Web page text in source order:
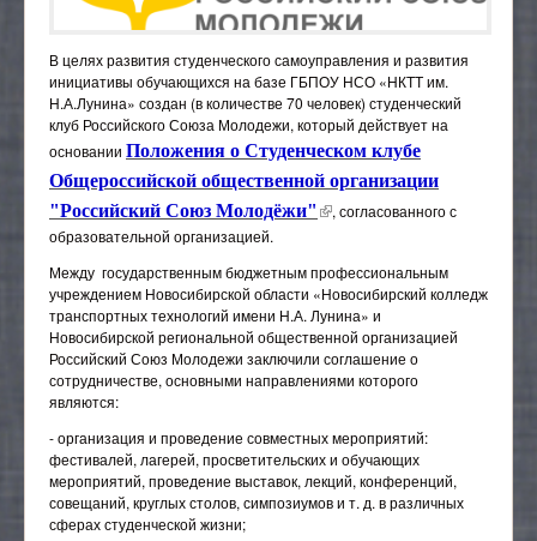
Педагогический (научно-педагогический) состав
оснащённость образовательного процесса
Платные образовательные услуги
Финансово-хозяйственная деятельность
Вакантные места для приема (перевода)
обучающихся
Доступная среда
Международное сотрудничество
Стипендии и иные виды материальной поддержки
обучающихся
Противодействие коррупции
Организация питания в образовательной
организации
Ресурсный центр
Социально-психологическая помощь
Трудоустройство
ПАМЯТКИ СТУДЕНТУ!
Целевое обучение
Пушкинская карта
Народный коллектив "ТРИУМФ"
Ветеранская организация
Совет Студентов
Студенческий профсоюз
Профсоюз
Студенческий клуб Российского Союза Молодежи
Студенческий спортивный клуб "Локомотив"
Самоорганизация
электрооборудования подвижного состава
23.02.06 Техническая эксплуатация подвижного
состава железных дорог
08.02.10 Строительство железных дорог, путь и
43.01.06 Проводник на железнодорожном
транспорте
Гарантии работникам
Вопросы и обращения граждан
Обращения граждан
Экскурсия по ГБПОУ НСО "НКТТ имени Н.А.Лунина"
Наставничество
Личный кабинет налогоплательщика
Специальная оценка условий труда (СОУТ)
В целях развития студенческого самоуправления и развития
инициативы обучающихся на базе ГБПОУ НСО «НКТТ им.
Н.А.Лунина» создан (в количестве 70 человек) студенческий
клуб Российского Союза Молодежи, который действует на
основании Положения о Студенческом клубе
Общероссийской общественной организации
"Российский Союз Молодёжи" (внешняя ссылка)
, согласованного с
образовательной организацией.
Между государственным бюджетным профессиональным
учреждением Новосибирской области «Новосибирский колледж
транспортных технологий имени Н.А. Лунина» и
Новосибирской региональной общественной организацией
Российский Союз Молодежи заключили соглашение о
сотрудничестве, основными направлениями которого
являются:
- организация и проведение совместных мероприятий:
фестивалей, лагерей, просветительских и обучающих
мероприятий, проведение выставок, лекций, конференций,
совещаний, круглых столов, симпозиумов и т. д. в различных
сферах студенческой жизни;